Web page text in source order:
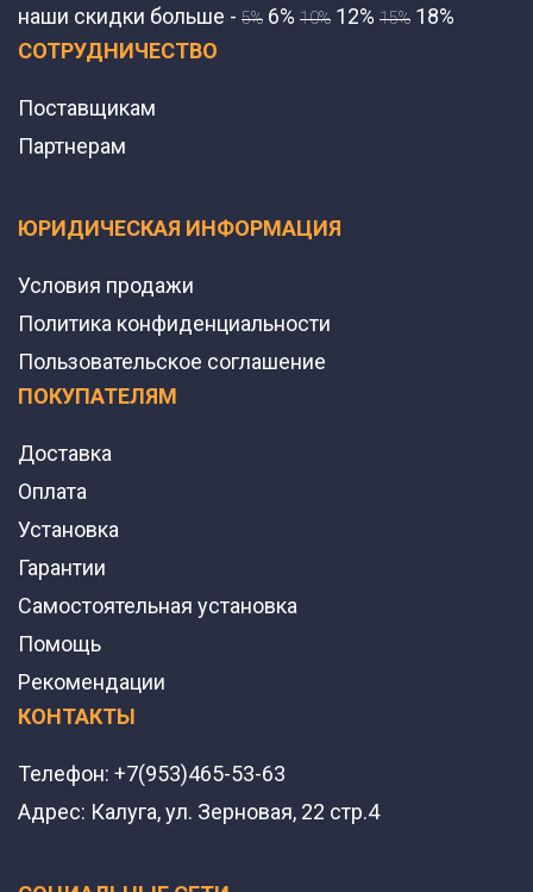
наши скидки больше - 5% 6% 10% 12% 15% 18%
СОТРУДНИЧЕСТВО
Поставщикам
Партнерам
ЮРИДИЧЕСКАЯ ИНФОРМАЦИЯ
Условия продажи
Политика конфиденциальности
Пользовательское соглашение
ПОКУПАТЕЛЯМ
Доставка
Оплата
Установка
Гарантии
Самостоятельная установка
Помощь
Рекомендации
КОНТАКТЫ
Телефон: +7(953)465-53-63
Адрес: Калуга, ул. Зерновая, 22 стр.4